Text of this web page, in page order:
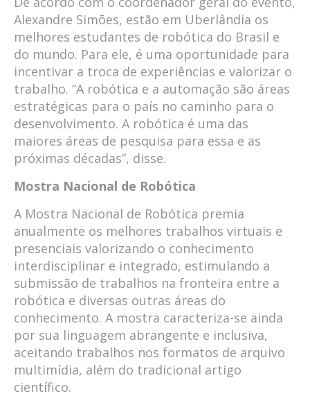
Alexandre Simões, estão em Uberlândia os
melhores estudantes de robótica do Brasil e
do mundo. Para ele, é uma oportunidade para
incentivar a troca de experiências e valorizar o
trabalho. “A robótica e a automação são áreas
estratégicas para o país no caminho para o
desenvolvimento. A robótica é uma das
maiores áreas de pesquisa para essa e as
próximas décadas”, disse.
Mostra Nacional de Robótica
A Mostra Nacional de Robótica premia
anualmente os melhores trabalhos virtuais e
presenciais valorizando o conhecimento
interdisciplinar e integrado, estimulando a
submissão de trabalhos na fronteira entre a
robótica e diversas outras áreas do
conhecimento. A mostra caracteriza-se ainda
por sua linguagem abrangente e inclusiva,
aceitando trabalhos nos formatos de arquivo
multimídia, além do tradicional artigo
científico.